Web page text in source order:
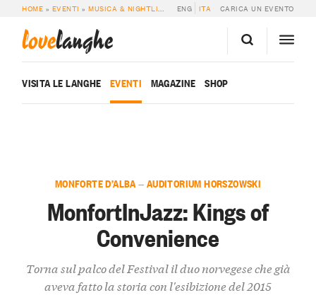
HOME » EVENTI »MUSICA & NIGHTLIFE MONFORTINJAZZ: KINGS OF
ENG ITA CARICA UN EVENTO
lovelanghe
VISITA LE LANGHE EVENTI MAGAZINE SHOP
MONFORTE D’ALBA — AUDITORIUM HORSZOWSKI
MonfortInJazz: Kings of
Convenience
Torna sul palco del Festival il duo norvegese che già
aveva fatto la storia con l'esibizione del 2015